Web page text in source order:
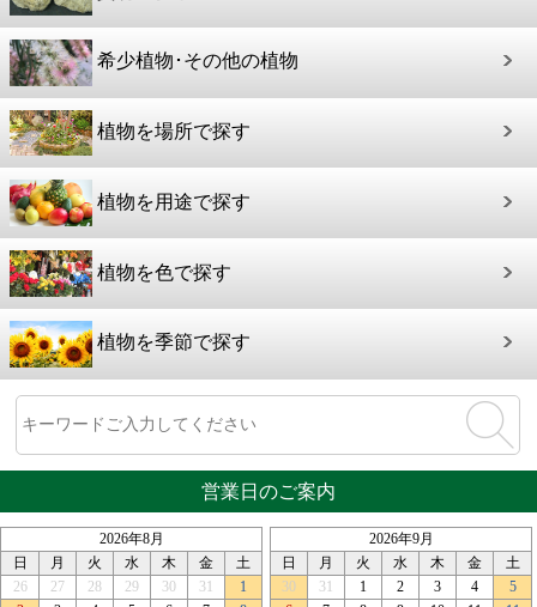
希少植物･その他の植物
植物を場所で探す
植物を用途で探す
植物を色で探す
植物を季節で探す
営業日のご案内